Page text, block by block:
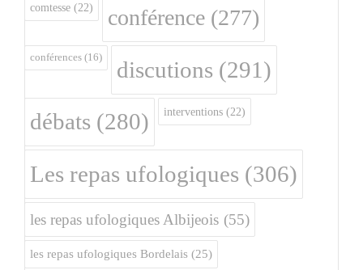
comtesse (22) conférence (277)
conférences (16) discutions (291)
débats (280) interventions (22)
Les repas ufologiques (306)
les repas ufologiques Albijeois (55)
les repas ufologiques Bordelais (25)